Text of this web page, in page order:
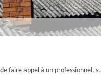
faire appel à un professionnel,